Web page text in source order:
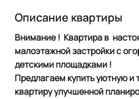
Описание квартиры
Внимание ! Квартира в
малоэтажной застройки с
детскими площадками !
Предлагаем купить уютную и
квартиру улучшенной